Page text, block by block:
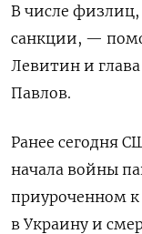
В числе
санкции, —
Левитин и
Павлов.
Ранее сегодня
начала войны
приуроченном к
в Украину и